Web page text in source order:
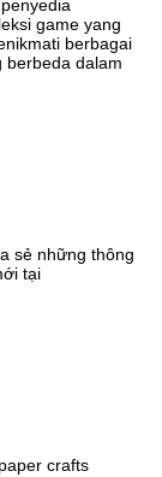
game yang
berbagai
berbeda dalam
sẻ những thông
tại
crafts